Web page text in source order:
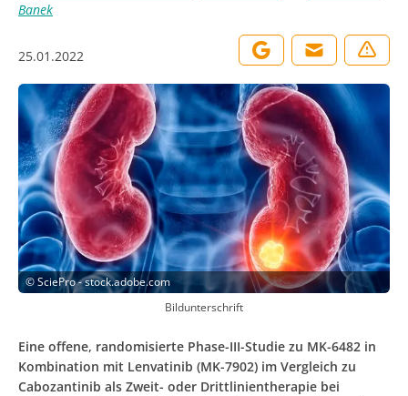
Banek
25.01.2022
©SciePro - stock.adobe.com
Bildunterschrift
Eine offene, randomisierte Phase-III-Studie zu MK-6482 in
Kombination mit Lenvatinib (MK-7902) im Vergleich zu
Cabozantinib als Zweit- oder Dritt­linientherapie bei